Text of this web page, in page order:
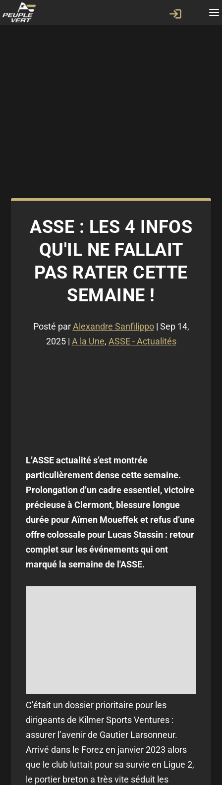
ASSE : LES 4 INFOS
QU'IL NE FALLAIT
PAS RATER CETTE
SEMAINE !
Posté parAlexandre Sanfilippo| Sep 14,
2025| A la Une, ASSE - Actualités
L’ASSE actualité s’est montrée
particulièrement dense cette semaine.
Prolongation d’un cadre essentiel, victoire
précieuse à Clermont, blessure longue
durée pour Aïmen Moueffek et refus d’une
offre colossale pour Lucas Stassin : retour
complet sur les événements qui ont
marqué la semaine de l'ASSE.
C’était un dossier prioritaire pour les
dirigeants de Kilmer Sports Ventures :
assurer l’avenir de Gautier Larsonneur.
Arrivé dans le Forez en janvier 2023 alors
que le club luttait pour sa survie en Ligue 2,
le portier breton a très vite séduit les